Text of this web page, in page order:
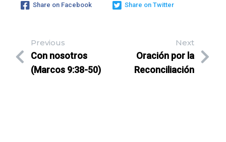
Share on Facebook Share on Twitter
Previous
Con nosotros
(Marcos 9:38-50)
Next
Oración por la
Reconciliación